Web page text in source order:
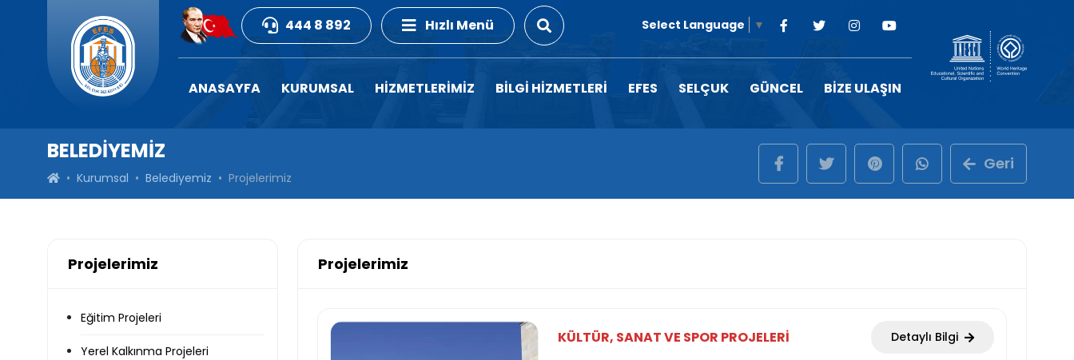
444 8 892 Hızlı Menü Select Language ▼
ANASAYFA KURUMSAL HİZMETLERİMİZ BİLGİ HİZMETLERİ EFES SELÇUK GÜNCEL BİZE ULAŞIN
BELEDİYEMİZ
Kurumsal Belediyemiz Projelerimiz
Geri
Projelerimiz
Eğitim Projeleri
Yerel Kalkınma Projeleri
Projelerimiz
KÜLTÜR, SANAT VE SPOR PROJELERI Detaylı Bilgi